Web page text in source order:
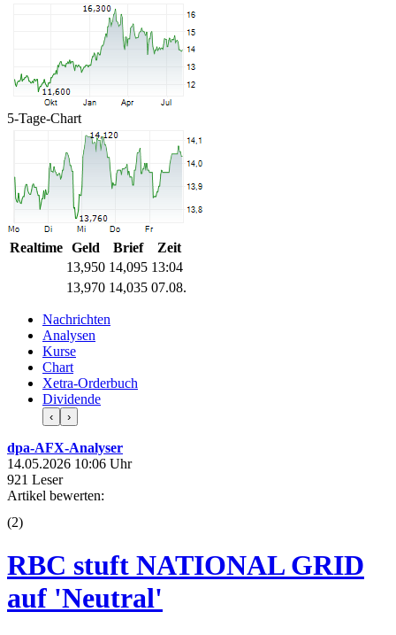
5-Tage-Chart
Realtime Geld Brief
Zeit
13,950 14,095 13:04
13,970 14,035 07.08.
Nachrichten
Analysen
Kurse
Chart
Xetra-Orderbuch
Dividende
‹ ›
dpa-AFX-Analyser
14.05.2026 10:06 Uhr
921 Leser
Artikel bewerten:
(2)
RBC stuft NATIONAL GRID
auf 'Neutral'